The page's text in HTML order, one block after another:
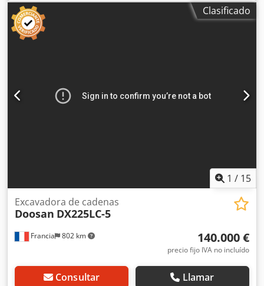
Ancho de cadena de oruga: 60 cm = Más opciones y
accesorios = - Sistema de lubricación central =
Comentarios = Ubicación: Olesa de Monserrat (Barcelona)
Esta excavadora de orugas de ocasión ofrece la flexibilidad
paradas y más comodidad. Excavadora de segunda mano a
la venta ideal para excavación de terrenos, carga,
Clasificado
1 / 15
Francia 802 km
Excavadora de cadenas
Doosan DX225LC-5
140.000 €
precio fijo IVA no incluído
Consultar Llamar